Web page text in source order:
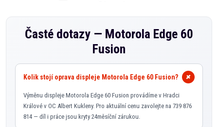
Časté dotazy — Motorola Edge 60
Fusion
Kolik stojí oprava displeje Motorola Edge 60 Fusion?
Výměnu displeje Motorola Edge 60 Fusion provádíme v Hradci
Králové v OC Albert Kukleny. Pro aktuální cenu zavolejte na 739 876
814 — díl i práce jsou kryty 24měsíční zárukou.